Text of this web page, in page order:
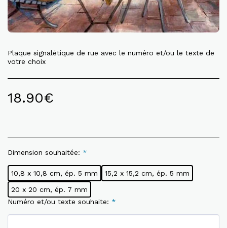
Plaque signalétique de rue avec le numéro et/ou le texte de
votre choix
18.90€
Dimension souhaitée: *
10,8 x 10,8 cm, ép. 5 mm
15,2 x 15,2 cm, ép. 5 mm
20 x 20 cm, ép. 7 mm
Numéro et/ou texte souhaite: *